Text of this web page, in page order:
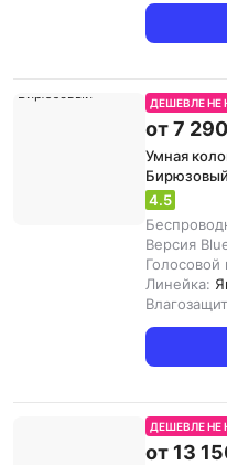
ДЕШЕВЛЕ НЕ
от 7
Умная
Бирюзовый
4.5
Версия
Линейка:
ДЕШЕВЛЕ НЕ
от 13